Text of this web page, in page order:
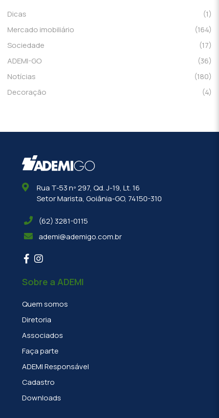
Dicas
(1)
Mercado imobiliário
(164)
Sociedade
(17)
ADEMI-GO
(36)
Notícias
(180)
Decoração
(4)
Rua T-53 nº 297, Qd. J-19, Lt. 16
Setor Marista, Goiânia-GO, 74150-310
(62) 3281-0115
ademi@ademigo.com.br
Sobre a ADEMI
Quem somos
Diretoria
Associados
Faça parte
ADEMI Responsável
Cadastro
Downloads